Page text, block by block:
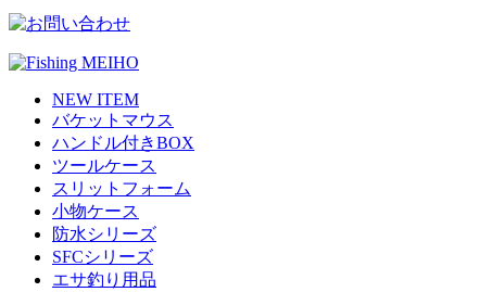
NEW ITEM
バケットマウス
ハンドル付きBOX
ツールケース
スリットフォーム
小物ケース
防水シリーズ
SFCシリーズ
エサ釣り用品